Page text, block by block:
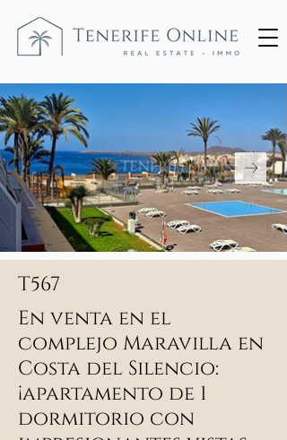
T567
En venta en el
complejo Maravilla en
Costa del Silencio:
¡apartamento de 1
dormitorio con